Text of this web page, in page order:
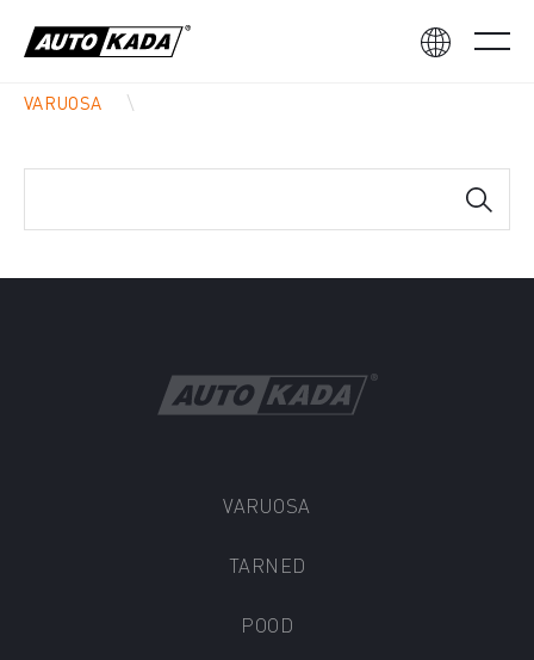
VARUOSA
VARUOSA
TARNED
POOD